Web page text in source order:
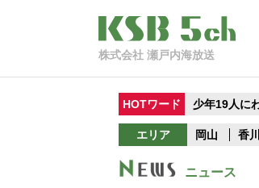
株式会社 瀬戸内海放送
HOTワード 少年19人に
エリア 岡山 香川
ニュース